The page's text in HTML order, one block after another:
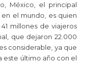
México, el principal
el mundo, es quien
millones de viajeros
que dejaron 22.000
considerable, ya que
este último año con el